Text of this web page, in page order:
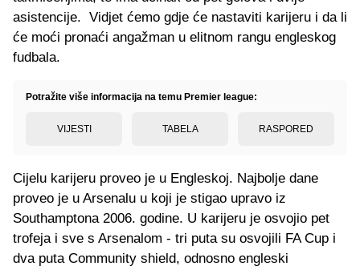
asistencije. Vidjet ćemo gdje će nastaviti karijeru i da li
će moći pronaći angažman u elitnom rangu engleskog
fudbala.
Potražite više informacija na temu Premier league:
VIJESTI TABELA RASPORED
Cijelu karijeru proveo je u Engleskoj. Najbolje dane
proveo je u Arsenalu u koji je stigao upravo iz
Southamptona 2006. godine. U karijeru je osvojio pet
trofeja i sve s Arsenalom - tri puta su osvojili FA Cup i
dva puta Community shield, odnosno engleski